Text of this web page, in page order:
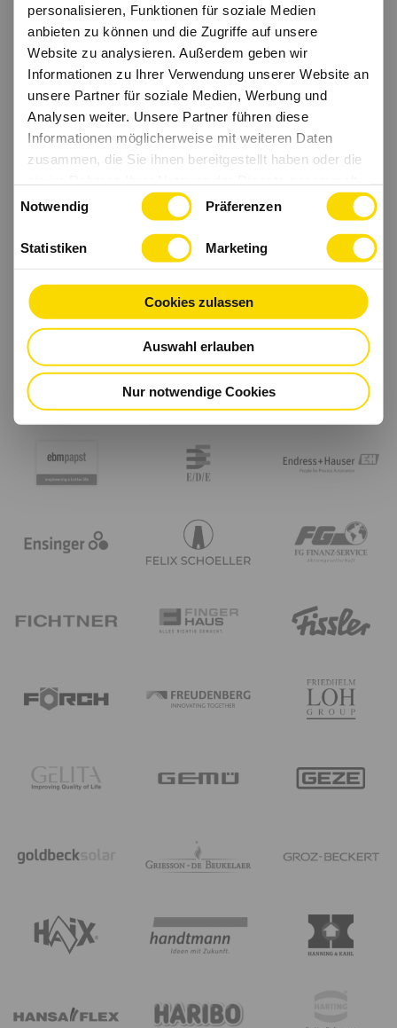
personalisieren, Funktionen für soziale Medien
anbieten zu können und die Zugriffe auf unsere
Website zu analysieren. Außerdem geben wir
Informationen zu Ihrer Verwendung unserer Website an
unsere Partner für soziale Medien, Werbung und
Analysen weiter. Unsere Partner führen diese
Informationen möglicherweise mit weiteren Daten
zusammen, die Sie ihnen bereitgestellt haben oder die
haben.
Notwendig Präferenzen
Statistiken Marketing
Cookies zulassen
Auswahl erlauben
Nur notwendige Cookies